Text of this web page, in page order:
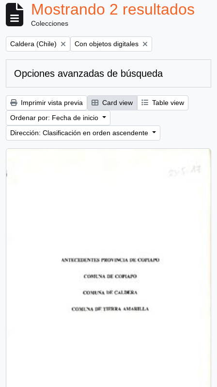
Mostrando 2 resultados
Colecciones
Remove filter:
Caldera (Chile) Remove filter:
Con objetos digitales
Opciones avanzadas de búsqueda
Imprimir vista previa Card view
Table view
Ordenar por: Fecha de inicio
Dirección: Clasificación en orden ascendente